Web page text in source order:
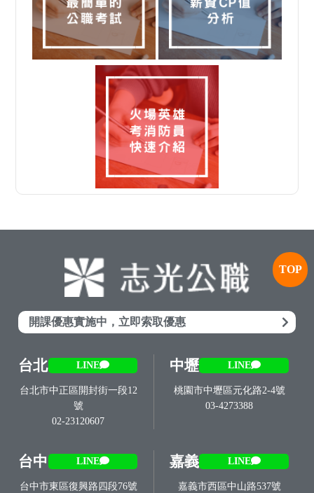
開課優惠實施中，立即索取優惠
台北 LINE
台北市中正區開封街一段12
號
02-23120607
中壢 LINE
桃園市中壢區元化路2-4號
03-4273388
台中 LINE
台中市東區復興路四段76號
嘉義 LINE
嘉義市西區中山路537號
TOP